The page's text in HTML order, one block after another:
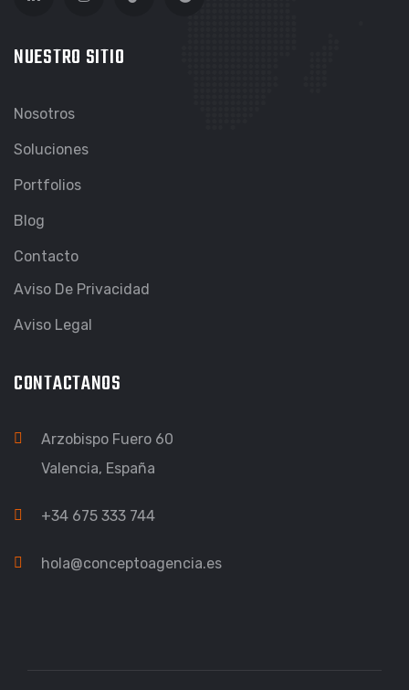
NUESTRO SITIO
Nosotros
Soluciones
Portfolios
Blog
Contacto
Aviso De Privacidad
Aviso Legal
CONTACTANOS
Arzobispo Fuero 60
Valencia, España
+34 675 333 744
hola@conceptoagencia.es